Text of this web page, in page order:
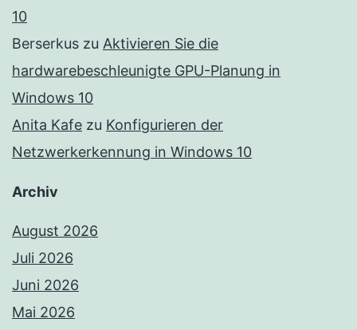
10
Berserkus zu Aktivieren Sie die
hardwarebeschleunigte GPU-Planung in
Windows 10
Anita Kafe zu Konfigurieren der
Netzwerkerkennung in Windows 10
Archiv
August 2026
Juli 2026
Juni 2026
Mai 2026